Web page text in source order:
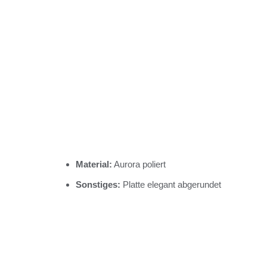
Material: Aurora poliert
Sonstiges: Platte elegant abgerundet